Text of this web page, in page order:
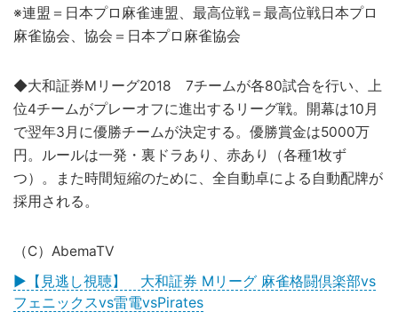
※連盟＝日本プロ麻雀連盟、最高位戦＝最高位戦日本プロ
麻雀協会、協会＝日本プロ麻雀協会
◆大和証券Mリーグ2018 7チームが各80試合を行い、上
位4チームがプレーオフに進出するリーグ戦。開幕は10月
で翌年3月に優勝チームが決定する。優勝賞金は5000万
円。ルールは一発・裏ドラあり、赤あり（各種1枚ず
つ）。また時間短縮のために、全自動卓による自動配牌が
採用される。
（C）AbemaTV
▶【見逃し視聴】 大和証券 Mリーグ 麻雀格闘倶楽部vs
フェニックスvs雷電vsPirates